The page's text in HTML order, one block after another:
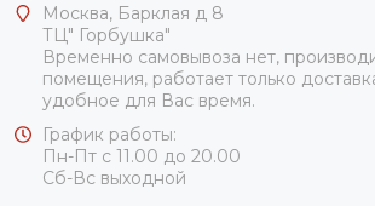
Москва, Барклая д 8
ТЦ" Горбушка"
Временно самовывоза нет,
помещения, работает только
удобное для Вас время.
График работы:
Пн-Пт с 11.00 до 20.00
Сб-Вс выходной